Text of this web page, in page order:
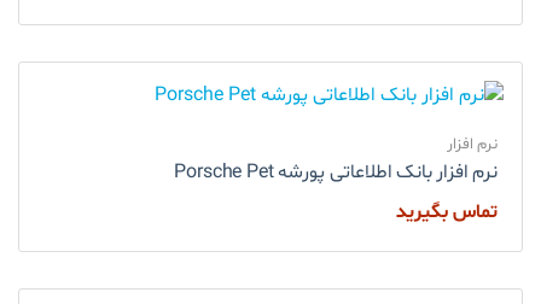
نرم افزار
نرم افزار بانک اطلاعاتی پورشه Porsche Pet
تماس بگیرید